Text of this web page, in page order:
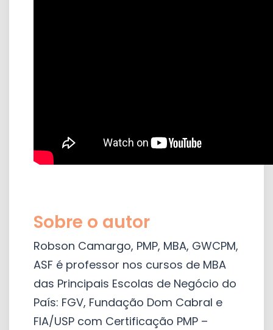
Sobre o autor
Robson Camargo, PMP, MBA, GWCPM,
ASF é professor nos cursos de MBA
das Principais Escolas de Negócio do
País: FGV, Fundação Dom Cabral e
FIA/USP com Certificação PMP –